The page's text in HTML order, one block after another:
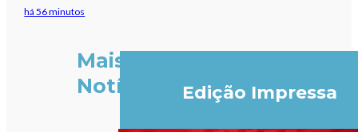
há 56 minutos
Mais
Notícias
Edição Impressa